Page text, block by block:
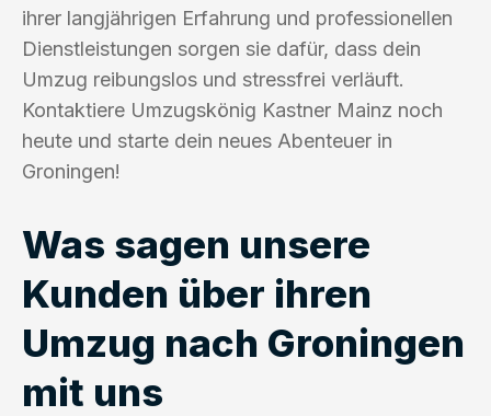
ihrer langjährigen Erfahrung und professionellen
Dienstleistungen sorgen sie dafür, dass dein
Umzug reibungslos und stressfrei verläuft.
Kontaktiere Umzugskönig Kastner Mainz noch
heute und starte dein neues Abenteuer in
Groningen!
Was sagen unsere
Kunden über ihren
Umzug nach Groningen
mit uns